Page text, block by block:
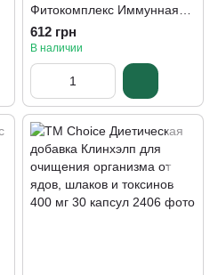
Фитокомплекс Иммунная
формула 30 капсул
612 грн
В наличии